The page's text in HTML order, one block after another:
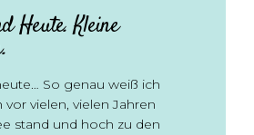
Heute. Kleine
So genau weiß ich
vor vielen, vielen Jahren
stand und hoch zu den